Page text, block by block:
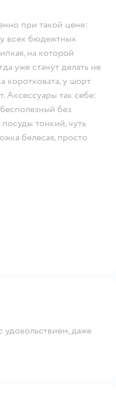
при такой цене:
всех бюдежтных
на которой
уже станут делать не
коротковата, у шорт
Аксессуары так себе:
без
тонкий, чуть
белесая, просто
удовольствием, даже